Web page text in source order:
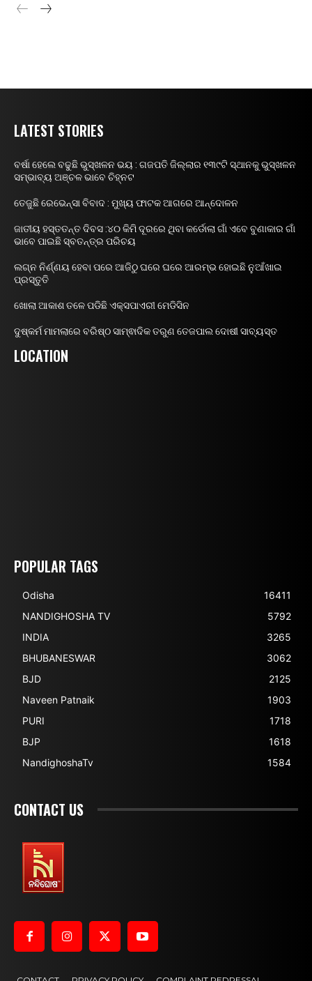
LATEST STORIES
ବର୍ଷା ହେଲେ ବଢୁଛି ଭୁସ୍ଖଳନ ଭୟ : ଗଜପତି ଜିଲ୍ଲାର ୧୩୯ଟି ସ୍ଥାନକୁ ଭୁସ୍ଖଳନ
ସମ୍ଭାବ୍ୟ ଅଞ୍ଚଳ ଭାବେ ଚିହ୍ନଟ
ତେଜୁଛି ରେଭେନ୍ସା ବିବାଦ : ମୁଖ୍ୟ ଫାଟକ ଆଗରେ ଆନ୍ଦୋଳନ
ଜାତୀୟ ହସ୍ତତନ୍ତ ଦିବସ :୪୦ କିମି ଦୂରରେ ଥିବା କର୍ଡୋଲା ଗାଁ ଏବେ ବୁଣାକାର ଗାଁ
ଭାବେ ପାଇଛି ସ୍ବତନ୍ତ୍ର ପରିଚୟ
ଲଗ୍ନ ନିର୍ଣ୍ଣୟ ହେବା ପରେ ଆଜିଠୁ ଘରେ ଘରେ ଆରମ୍ଭ ହୋଇଛି ନୁଆଁଖାଇ
ପ୍ରସ୍ତୁତି
ଖୋଲା ଆକାଶ ତଳେ ପଡିଛି ଏକ୍ସପାଏରୀ ମେଡିସିନ
ଦୁଷ୍କର୍ମ ମାମଲାରେ ବରିଷ୍ଠ ସାମ୍ଵାଦିକ ତରୁଣ ତେଜପାଲ ଦୋଷୀ ସାବ୍ୟସ୍ତ
LOCATION
POPULAR TAGS
Odisha
16411
NANDIGHOSHA TV
5792
INDIA
3265
BHUBANESWAR
3062
BJD
2125
Naveen Patnaik
1903
PURI
1718
BJP
1618
NandighoshaTv
1584
CONTACT US